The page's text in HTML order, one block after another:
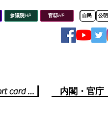
参議院HP
Report card of the Upper House
官邸HP 自民 公明
内閣・官庁